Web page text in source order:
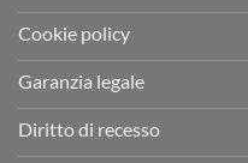
Cookie policy
Garanzia legale
Diritto di recesso